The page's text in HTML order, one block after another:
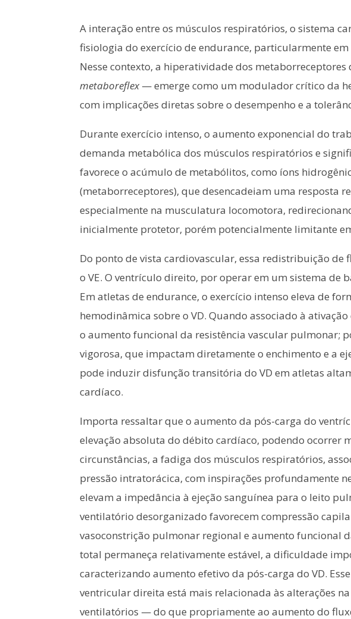
A interação entre os músculos respiratórios, o sistema
fisiologia do exercício de endurance, particularmente
Nesse contexto, a hiperatividade dos
metaboreflex— emerge como um modulador crítico da
com implicações diretas sobre o desempenho e a
Durante exercício intenso, o aumento exponencial do
demanda metabólica dos músculos respiratórios e
favorece o acúmulo de metabólitos, como íons
(metaborreceptores), que desencadeiam uma resposta
especialmente na musculatura locomotora,
inicialmente protetor, porém potencialmente limitante
Do ponto de vista cardiovascular, essa redistribuição
o VE. O ventrículo direito, por operar em um sistema de
Em atletas de endurance, o exercício intenso eleva de
hemodinâmica sobre o VD. Quando associado à
o aumento funcional da resistência vascular pulmonar;
vigorosa, que impactam diretamente o enchimento e a
pode induzir disfunção transitória do VD em atletas
cardíaco.
Importa ressaltar que o aumento da pós-carga do
elevação absoluta do débito cardíaco, podendo ocorrer
circunstâncias, a fadiga dos músculos respiratórios,
pressão intratorácica, com inspirações profundamente
elevam a impedância à ejeção sanguínea para o leito
ventilatório desorganizado favorecem compressão
vasoconstrição pulmonar regional e aumento funcional
total permaneça relativamente estável, a dificuldade
caracterizando aumento efetivo da pós-carga do VD.
ventricular direita está mais relacionada às alterações
ventilatórios — do que propriamente ao aumento do